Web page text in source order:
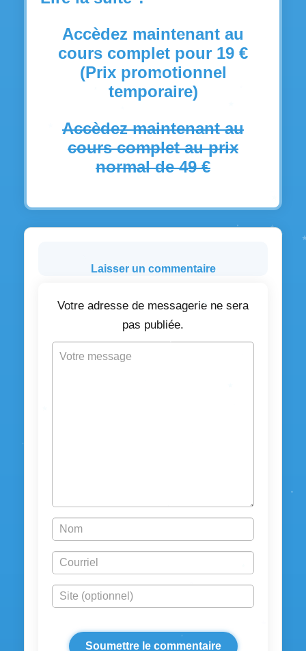
Accèdez maintenant au
cours complet pour 19 €
(Prix promotionnel
temporaire)
Accèdez maintenant au
cours complet au prix
normal de 49 €
Laisser un commentaire
Votre adresse de messagerie ne sera
pas publiée.